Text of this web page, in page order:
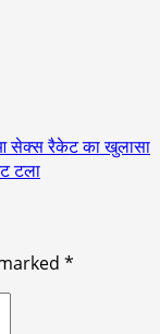
सेक्स रैकेट का खुलासा
टला
*